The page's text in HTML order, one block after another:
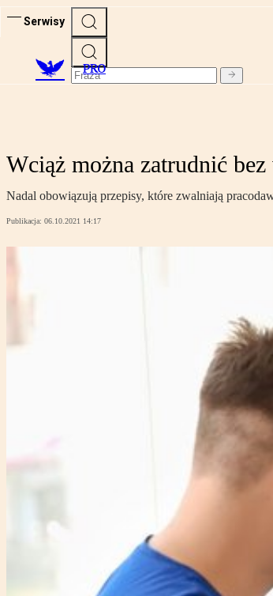
Serwisy
PRO
Wciąż można zatrudnić
Nadal obowiązują przepisy, które zwalniają
Publikacja: 06.10.2021 14:17